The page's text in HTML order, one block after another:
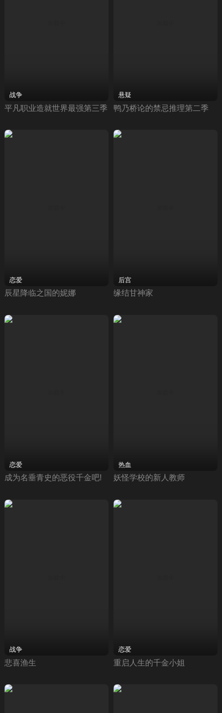
战争
平凡职业造就世界最强第三季
悬疑
鸭乃桥论的禁忌推理第二季
恋爱
辰星降临之国的妮娜
后宫
缘结甘神家
恋爱
成为名垂青史的恶役千金吧!
热血
妖怪学校的新人教师
战争
悲喜渔生
恋爱
重启人生的千金小姐